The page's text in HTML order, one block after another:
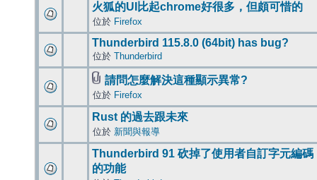
火狐的UI比起chrome好很多，但頗可惜的
位於 Firefox
Thunderbird 115.8.0 (64bit) has bug?
位於 Thunderbird
請問怎麼解決這種顯示異常?
位於 Firefox
Rust 的過去跟未來
位於 新聞與報導
Thunderbird 91 砍掉了使用者自訂字元編碼
的功能